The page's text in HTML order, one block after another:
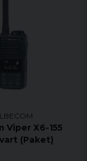
Viper X6-155
(Paket)